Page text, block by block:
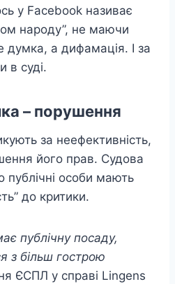
у Facebook називає
народу”, не маючи
думка, а дифамація. І за
в суді.
– порушення
за неефективність,
його прав. Судова
публічні особи мають
до критики.
публічну посаду,
з більш гострою
ЄСПЛ у справі Lingens